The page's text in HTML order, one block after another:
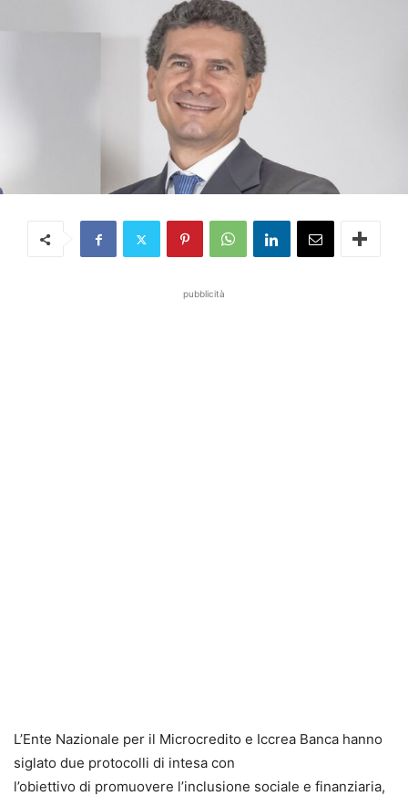
pubblicità
L’Ente Nazionale per il Microcredito e Iccrea Banca hanno
siglato due protocolli di intesa con
l’obiettivo di promuovere l’inclusione sociale e finanziaria,